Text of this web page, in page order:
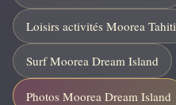
Loisirs activités Moorea Tahiti
Surf Moorea Dream Island
Photos Moorea Dream Island